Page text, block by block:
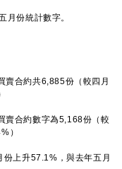
份統計數字。
合約共6,885份（較四月
賣合約數字為5,168份（較
）
上升57.1%，與去年五月